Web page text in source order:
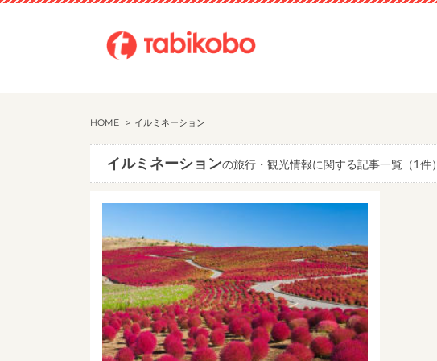
HOME イルミネーション
イルミネーションの旅行・観光情報に関する記事一覧（1件）